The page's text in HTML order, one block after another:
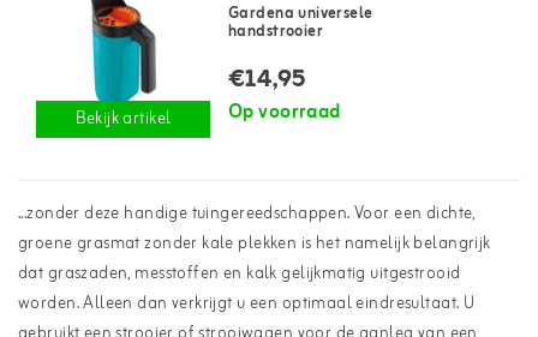
Bekijk artikel
Gardena universele
handstrooier
€14,95
Op voorraad
...zonder deze handige tuingereedschappen. Voor een dichte,
groene grasmat zonder kale plekken is het namelijk belangrijk
dat graszaden, messtoffen en kalk gelijkmatig uitgestrooid
worden. Alleen dan verkrijgt u een optimaal eindresultaat. U